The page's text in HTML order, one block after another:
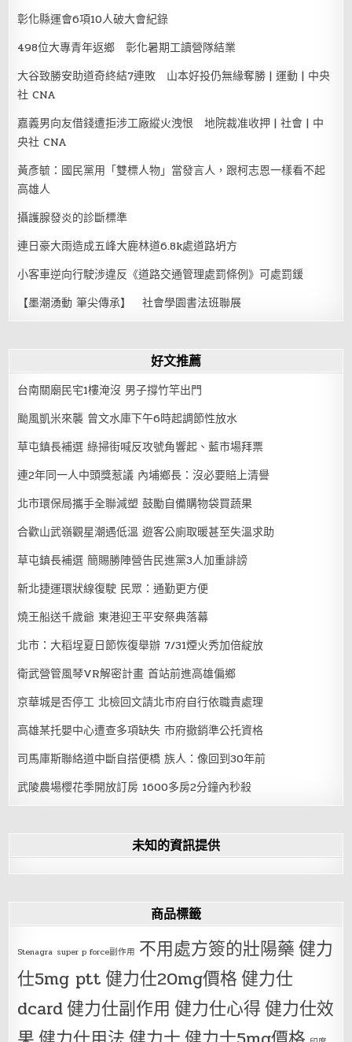
彰化縣運會6項10人破大會紀錄
498位大專青年返鄉 彰化暑期工讀營隊結業
大谷致勝安助道奇終結7連敗 山本好投仍無緣奪勝 | 運動 | 中央
社 CNA
嘉義男向友借錢遭拒涉工廠縱火洩恨 地院裁准收押 | 社會 | 中
央社 CNA
黃彥毓：國民黨用「雙標人物」當發言人，跟柯志恩一樣看不起
高雄人
攝護腺發炎的診斷標準
連日豪大雨造成五峰大鹿林道6.8k處道路坍方
小客車逆向行駛涉違反《道路交通管理處罰條例》可處罰鍰
【墨潮湧動 筆尖傳承】 社會學園書法班聯展
好文推薦
台南關廟民宅1樓淹沒 男子撐竹竿出門
颱風凱米來襲 曾文水庫下午6時起調節性放水
草屯鎮長補選 綠掃街喊反攻號角響起、藍市場拜票
連2年同一人中頭獎惹議 內埔鄉長：沒必要賠上清譽
北市環保局攜手全聯減塑 鼓勵自備購物袋買蔬果
合歡山武嶺觀星潮遇低溫 遊客公廁取暖甚至失溫求助
草屯鎮長補選 簡賜勝陣營告民進黨3人加重誹謗
新北捷運環狀線復駛 民眾：通勤更方便
燒王船送千歲爺 東港迎王平安祭典落幕
北市：大稻埕夏日節恢復舉辦 7/31煙火秀加倍綻放
衛武營管風琴VR解密計畫 首站前進高雄偏鄉
京華城是否停工 北檢回文請北市府自行依職責處理
高雄某托嬰中心遭查多項缺失 市府撤銷準公托資格
司馬庫斯聯絡道中斷自搭便橋 族人：像回到30年前
武陵農場櫻花季開放訂房 1600多房2分鐘內秒殺
未知的資訊提供
商品標籤
Stenagra super p force副作用 不用處方簽的壯陽藥健力
仕5mg ptt健力仕20mg價格健力仕
dcard健力仕副作用 健力仕心得健力仕效